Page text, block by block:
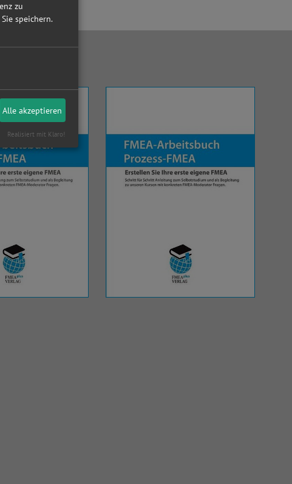
zu
speichern.
Alle akzeptieren
Realisiert mit Klaro!